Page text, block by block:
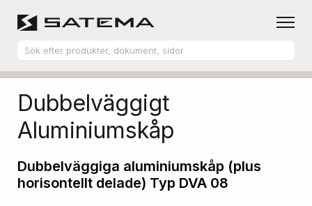
Produktsortiment Aluminiumskåp
Dubbelväggigt
Aluminiumskåp
Dubbelväggiga aluminiumskåp (plus
horisontellt delade) Typ DVA 08